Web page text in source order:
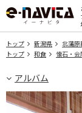
トップ 新潟県 北蒲原
トップ
和食 懐石・会
アルバム